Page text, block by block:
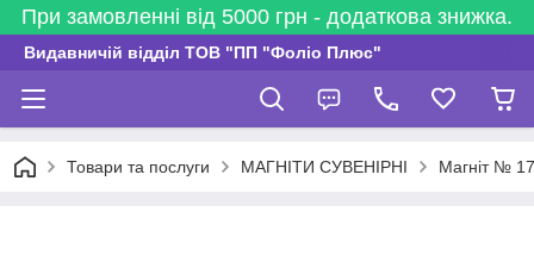
При замовленні від 5000 грн - додаткова знижка.
Видавничій відділ ТОВ "ПП "Фоліо Плюс"
Товари та послуги МАГНІТИ СУВЕНІРНІ Магніт №